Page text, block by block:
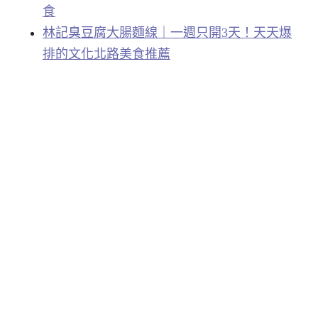
食
林記臭豆腐大腸麵線｜一週只開3天！天天爆
排的文化北路美食推薦